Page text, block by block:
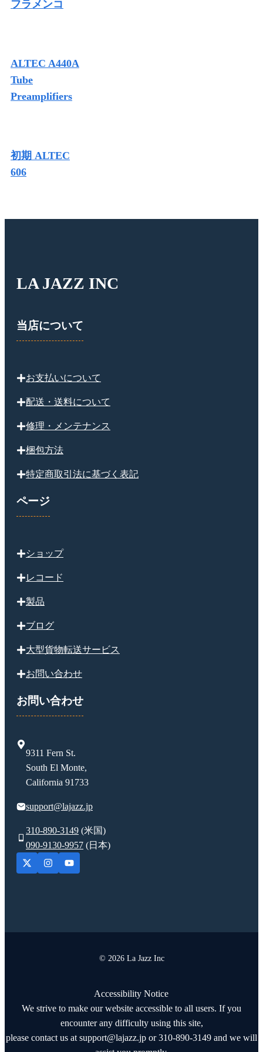
フラメンコ
ALTEC A440A
Tube
Preamplifiers
初期 ALTEC
606
LA JAZZ INC
当店について
お支払いについて
配送・送料について
修理・メンテナンス
梱包方法
特定商取引法に基づく表記
ページ
ショップ
レコード
製品
ブログ
大型貨物転送サービス
お問い合わせ
お問い合わせ
9311 Fern St.
South El Monte,
California 91733
support@lajazz.jp
310-890-3149 (米国)
090-9130-9957 (日本)
© 2026 La Jazz Inc
Accessibility Notice
We strive to make our website accessible to all users. If you
encounter any difficulty using this site,
please contact us at support@lajazz.jp or 310-890-3149 and we will